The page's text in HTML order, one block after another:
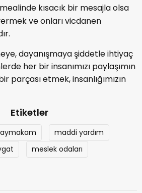
kısacık bir mesajla olsa
ve onları vicdanen
dayanışmaya şiddetle ihtiyaç
her bir insanımızı paylaşımın
parçası etmek, insanlığımızın
Etiketler
maddi yardım
meslek odaları